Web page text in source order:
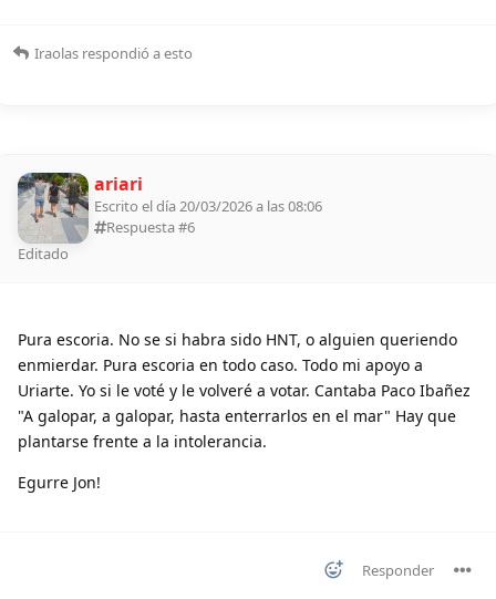
Iraolas respondió a esto
ariari
Escrito el día 20/03/2026 a las 08:06
Respuesta #6
Editado
Pura escoria. No se si habra sido HNT, o alguien queriendo
enmierdar. Pura escoria en todo caso. Todo mi apoyo a
Uriarte. Yo si le voté y le volveré a votar. Cantaba Paco Ibañez
"A galopar, a galopar, hasta enterrarlos en el mar" Hay que
plantarse frente a la intolerancia.
Egurre Jon!
Responder